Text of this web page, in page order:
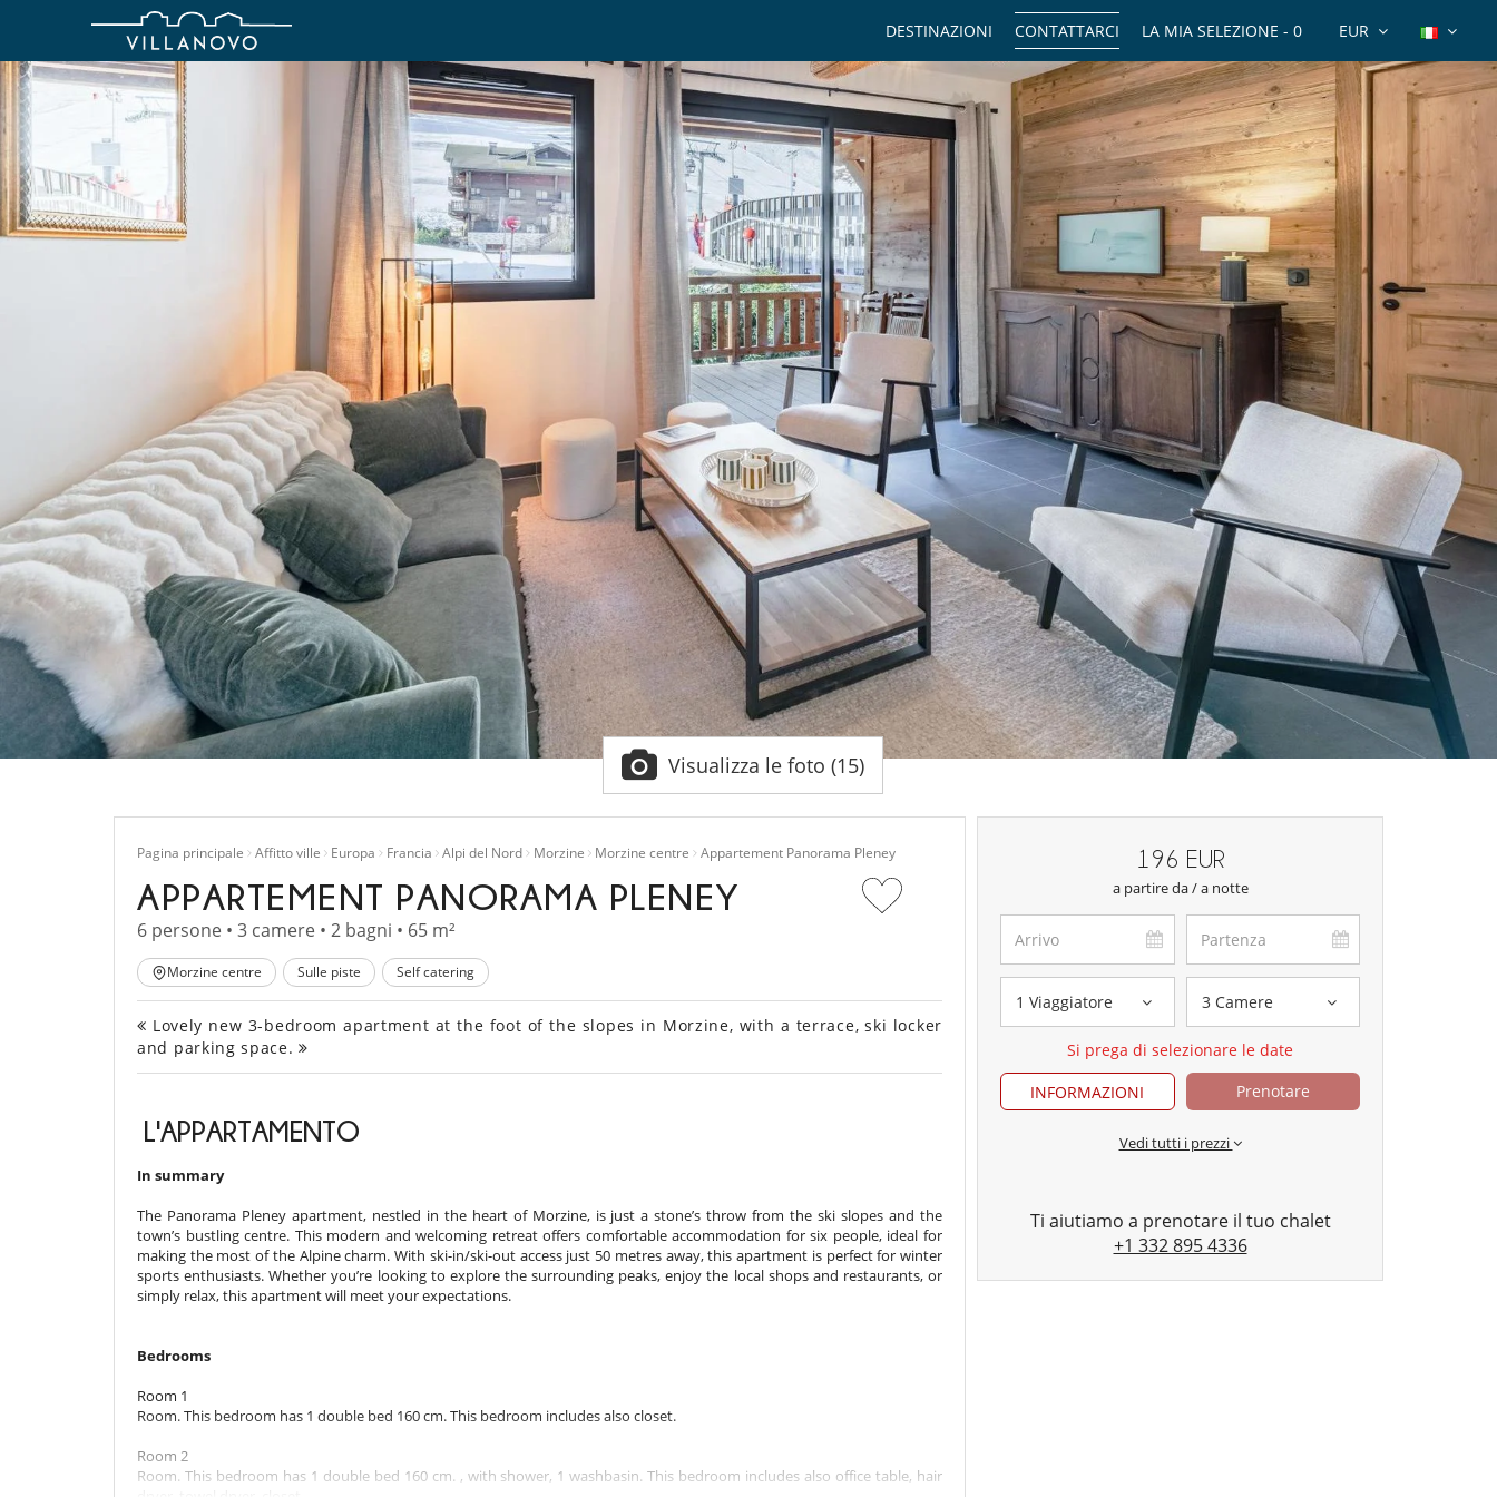
EUR
LA MIA SELEZIONE - 0
CONTATTARCI
DESTINAZIONI
Visualizza le foto (15)
Pagina principale Affitto ville Europa Francia Alpi del Nord Morzine Morzine centre Appartement Panorama Pleney
APPARTEMENT PANORAMA PLENEY
6 persone • 3 camere • 2 bagni • 65 m²
Morzine centre Sulle piste Self catering
Lovely new 3-bedroom apartment at the foot of the slopes in Morzine, with a terrace, ski locker
and parking space.
L'APPARTAMENTO
In summary
The Panorama Pleney apartment, nestled in the heart of Morzine, is just a stone’s throw from the ski slopes and the
town’s bustling centre. This modern and welcoming retreat offers comfortable accommodation for six people, ideal for
making the most of the Alpine charm. With ski-in/ski-out access just 50 metres away, this apartment is perfect for winter
sports enthusiasts. Whether you’re looking to explore the surrounding peaks, enjoy the local shops and restaurants, or
simply relax, this apartment will meet your expectations.
Bedrooms
Room 1
Room. This bedroom has 1 double bed 160 cm. This bedroom includes also closet.
Room 2
Room. This bedroom has 1 double bed 160 cm. , with shower, 1 washbasin. This bedroom includes also office table, hair
196 EUR
a partire da / a notte
1 Viaggiatore 3 Camere
Si prega di selezionare le date
INFORMAZIONI
Prenotare
Vedi tutti i prezzi
Ti aiutiamo a prenotare il tuo chalet
+1 332 895 4336